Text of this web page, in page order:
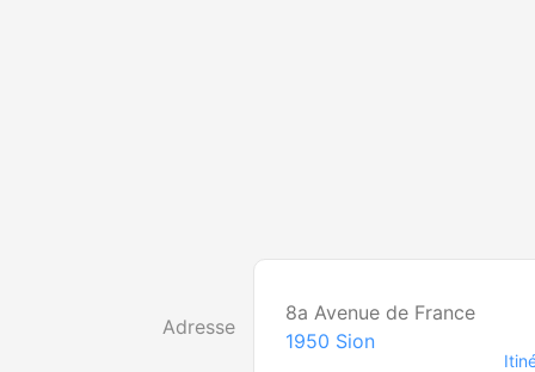
Adresse
8a Avenue de France
1950 Sion